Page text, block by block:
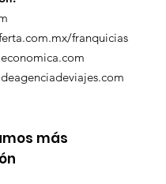
franquicias
más